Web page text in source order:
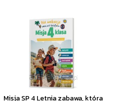
Misja SP 4 Letnia zabawa, która